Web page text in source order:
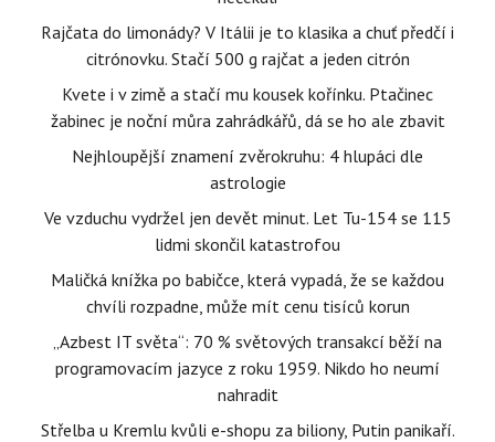
Rajčata do limonády? V Itálii je to klasika a chuť předčí i
citrónovku. Stačí 500 g rajčat a jeden citrón
Kvete i v zimě a stačí mu kousek kořínku. Ptačinec
žabinec je noční můra zahrádkářů, dá se ho ale zbavit
Nejhloupější znamení zvěrokruhu: 4 hlupáci dle
astrologie
Ve vzduchu vydržel jen devět minut. Let Tu-154 se 115
lidmi skončil katastrofou
Maličká knížka po babičce, která vypadá, že se každou
chvíli rozpadne, může mít cenu tisíců korun
„Azbest IT světa“: 70 % světových transakcí běží na
programovacím jazyce z roku 1959. Nikdo ho neumí
nahradit
Střelba u Kremlu kvůli e-shopu za biliony, Putin panikaří.